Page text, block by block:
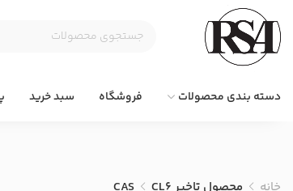
دسته بندی محصولات فروشگاه سبد خرید